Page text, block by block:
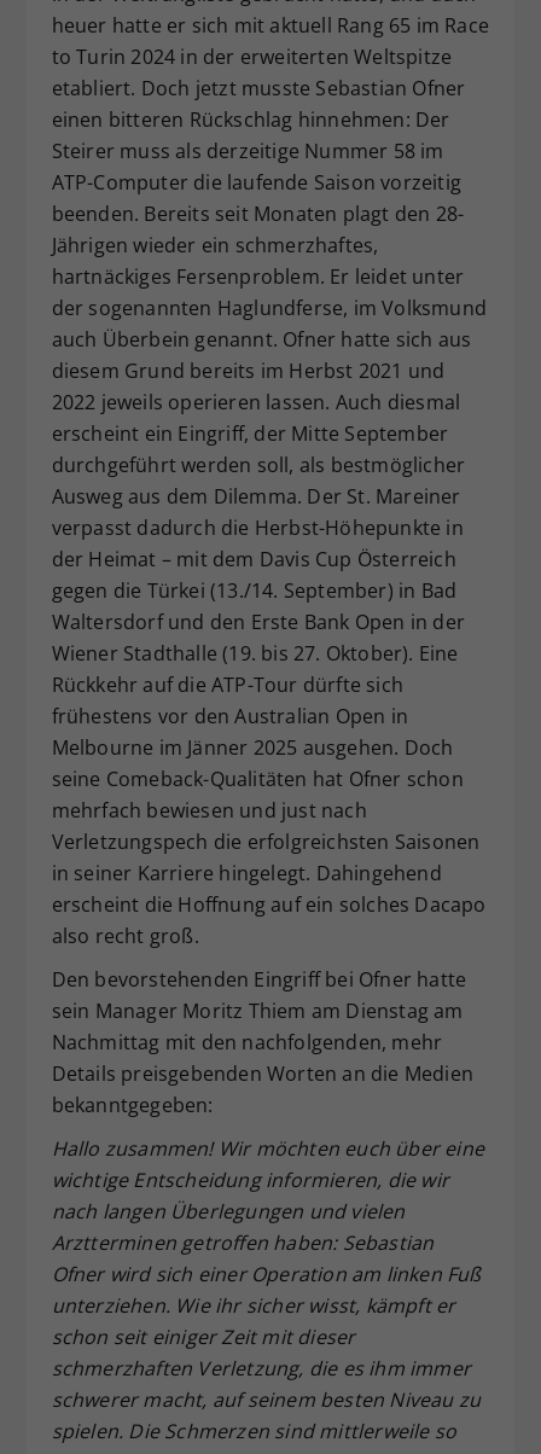
heuer hatte er sich mit aktuell Rang 65 im Race
to Turin 2024 in der erweiterten Weltspitze
etabliert. Doch jetzt musste Sebastian Ofner
einen bitteren Rückschlag hinnehmen: Der
Steirer muss als derzeitige Nummer 58 im
ATP-Computer die laufende Saison vorzeitig
beenden. Bereits seit Monaten plagt den 28-
Jährigen wieder ein schmerzhaftes,
hartnäckiges Fersenproblem. Er leidet unter
der sogenannten Haglundferse, im Volksmund
auch Überbein genannt. Ofner hatte sich aus
diesem Grund bereits im Herbst 2021 und
2022 jeweils operieren lassen. Auch diesmal
erscheint ein Eingriff, der Mitte September
durchgeführt werden soll, als bestmöglicher
Ausweg aus dem Dilemma. Der St. Mareiner
verpasst dadurch die Herbst-Höhepunkte in
der Heimat – mit dem Davis Cup Österreich
gegen die Türkei (13./14. September) in Bad
Waltersdorf und den Erste Bank Open in der
Wiener Stadthalle (19. bis 27. Oktober). Eine
Rückkehr auf die ATP-Tour dürfte sich
frühestens vor den Australian Open in
Melbourne im Jänner 2025 ausgehen. Doch
seine Comeback-Qualitäten hat Ofner schon
mehrfach bewiesen und just nach
Verletzungspech die erfolgreichsten Saisonen
in seiner Karriere hingelegt. Dahingehend
erscheint die Hoffnung auf ein solches Dacapo
also recht groß.
Den bevorstehenden Eingriff bei Ofner hatte
sein Manager Moritz Thiem am Dienstag am
Nachmittag mit den nachfolgenden, mehr
Details preisgebenden Worten an die Medien
bekanntgegeben:
Hallo zusammen! Wir möchten euch über eine
wichtige Entscheidung informieren, die wir
nach langen Überlegungen und vielen
Arztterminen getroffen haben: Sebastian
Ofner wird sich einer Operation am linken Fuß
unterziehen. Wie ihr sicher wisst, kämpft er
schon seit einiger Zeit mit dieser
schmerzhaften Verletzung, die es ihm immer
schwerer macht, auf seinem besten Niveau zu
spielen. Die Schmerzen sind mittlerweile so
Zweck
Dieser Wert speichert Ihre Consent-
Einstellungen. Unter anderem eine
zufällig generierte ID, für die
historische Speicherung Ihrer
vorgenommen Einstellungen, falls der
Webseiten-Betreiber dies eingestellt
hat.